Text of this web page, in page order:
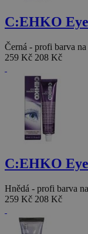
C:EHKO Eye
Černá - profi barva
259 Kč 208 Kč
C:EHKO Eye
Hnědá - profi barva
259 Kč 208 Kč